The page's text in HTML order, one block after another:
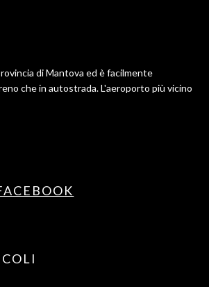
di Mantova ed è facilmente
che in autostrada. L'aeroporto più vicino